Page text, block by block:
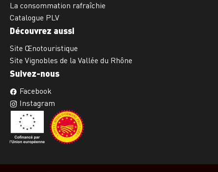
La consommation rafraîchie
Catalogue PLV
Découvrez aussi
Site Œnotouristique
Site Vignobles de la Vallée du Rhône
Suivez-nous
Facebook
Instagram